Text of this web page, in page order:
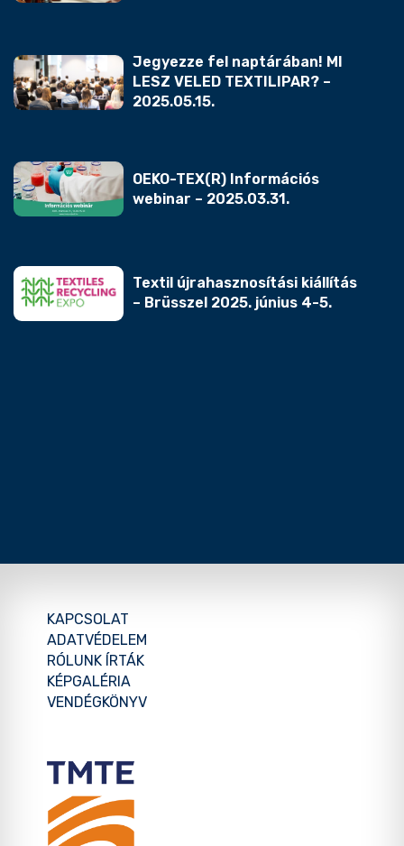
Jegyezze fel naptárában! MI
LESZ VELED TEXTILIPAR? –
2025.05.15.
OEKO-TEX(R) Információs
webinar – 2025.03.31.
Textil újrahasznosítási kiállítás
– Brüsszel 2025. június 4-5.
KAPCSOLAT
ADATVÉDELEM
RÓLUNK ÍRTÁK
KÉPGALÉRIA
VENDÉGKÖNYV